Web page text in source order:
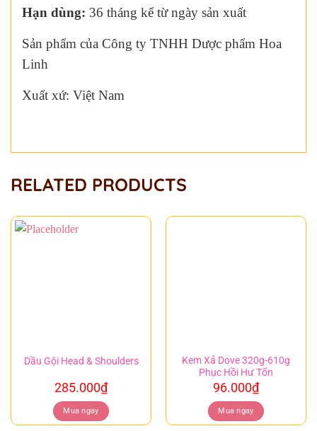
Hạn dùng: 36 tháng kể từ ngày sản xuất
Sản phẩm của Công ty TNHH Dược phẩm Hoa
Linh
Xuất xứ: Việt Nam
RELATED PRODUCTS
Dầu Gội Head & Shoulders
285.000₫
Mua ngay
Kem Xả Dove 320g-610g
Phục Hồi Hư Tổn
96.000₫
Mua ngay